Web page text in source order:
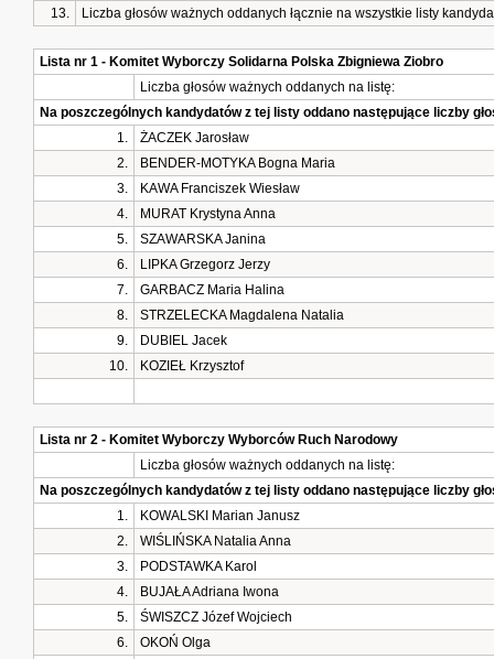
13.
Liczba głosów ważnych oddanych łącznie na wszystkie listy
Lista nr 1 - Komitet Wyborczy Solidarna Polska Zbigniewa Ziobro
Liczba głosów ważnych oddanych na listę:
Na poszczególnych kandydatów z tej listy oddano następujące liczby
1.
ŻACZEK Jarosław
2.
BENDER-MOTYKA Bogna Maria
3.
KAWA Franciszek Wiesław
4.
MURAT Krystyna Anna
5.
SZAWARSKA Janina
6.
LIPKA Grzegorz Jerzy
7.
GARBACZ Maria Halina
8.
STRZELECKA Magdalena Natalia
9.
DUBIEL Jacek
10.
KOZIEŁ Krzysztof
Lista nr 2 - Komitet Wyborczy Wyborców Ruch Narodowy
Liczba głosów ważnych oddanych na listę:
Na poszczególnych kandydatów z tej listy oddano następujące liczby
1.
KOWALSKI Marian Janusz
2.
WIŚLIŃSKA Natalia Anna
3.
PODSTAWKA Karol
4.
BUJAŁA Adriana Iwona
5.
ŚWISZCZ Józef Wojciech
6.
OKOŃ Olga